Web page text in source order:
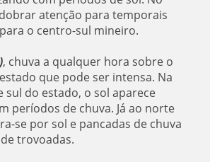
atenção para temporais
o centro-sul mineiro.
, chuva a qualquer hora sobre o
que pode ser intensa. Na
sul do estado, o sol aparece
períodos de chuva. Já ao norte
se por sol e pancadas de chuva
trovoadas.